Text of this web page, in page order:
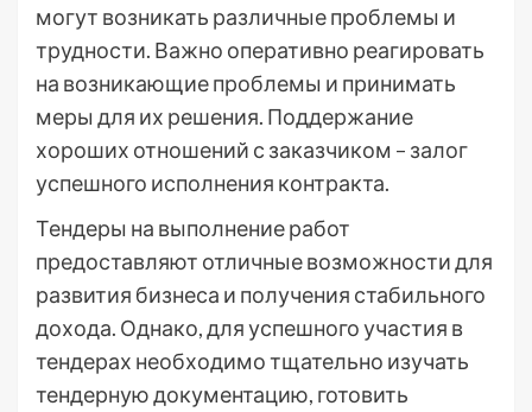
могут возникать различные проблемы и
трудности. Важно оперативно реагировать
на возникающие проблемы и принимать
меры для их решения. Поддержание
хороших отношений с заказчиком – залог
успешного исполнения контракта.
Тендеры на выполнение работ
предоставляют отличные возможности для
развития бизнеса и получения стабильного
дохода. Однако, для успешного участия в
тендерах необходимо тщательно изучать
тендерную документацию, готовить